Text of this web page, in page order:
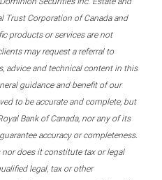
Trust Corporation of Canada and
products or services are not
may request a referral to
advice and technical content in this
guidance and benefit of our
to be accurate and complete, but
Bank of Canada, nor any of its
accuracy or completeness.
does it constitute tax or legal
legal, tax or other